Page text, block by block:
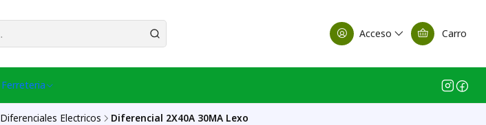
Acceso Carro
Ferreteria
Diferenciales Electricos Diferencial 2X40A 30MA Lexo